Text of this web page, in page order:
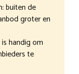
buiten de
groter en
handig om
te